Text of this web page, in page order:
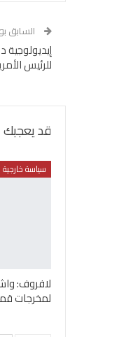
السابق
إيديولوجية
للرئيس
قد يعجبك
سياسة خارجية
لافروف:
لمخرجات